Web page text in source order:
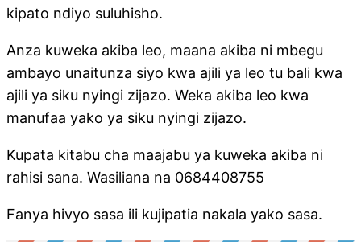
kipato ndiyo suluhisho.
Anza kuweka akiba leo, maana akiba ni mbegu
ambayo unaitunza siyo kwa ajili ya leo tu bali kwa
ajili ya siku nyingi zijazo. Weka akiba leo kwa
manufaa yako ya siku nyingi zijazo.
Kupata kitabu cha maajabu ya kuweka akiba ni
rahisi sana. Wasiliana na 0684408755
Fanya hivyo sasa ili kujipatia nakala yako sasa.